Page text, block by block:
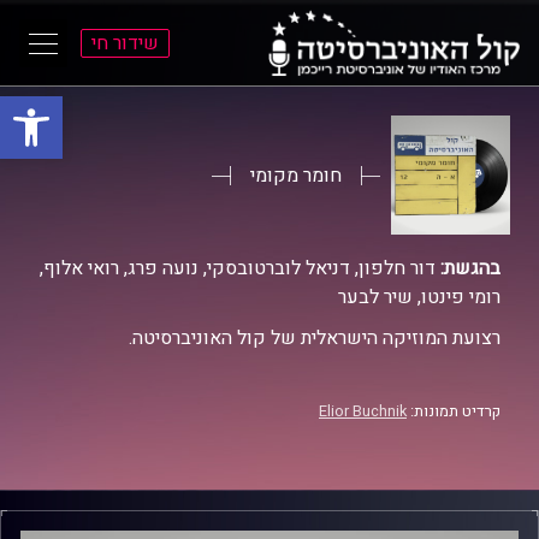
פתח
הראשי
הראשי
שידור חי
חומר מקומי
בהגשת: דור חלפון, דניאל לוברטובסקי, נועה פרג, רואי אלוף,
רומי פינטו, שיר לבער
רצועת המוזיקה הישראלית של קול האוניברסיטה.
קרדיט תמונות: Elior Buchnik